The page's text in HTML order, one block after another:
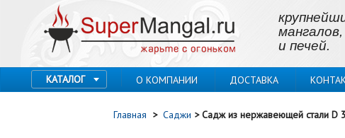
и печей.
КАТАЛОГ О КОМПАНИИ ДОСТАВКА
Главная > Саджи >Садж из нержавеющей стали D